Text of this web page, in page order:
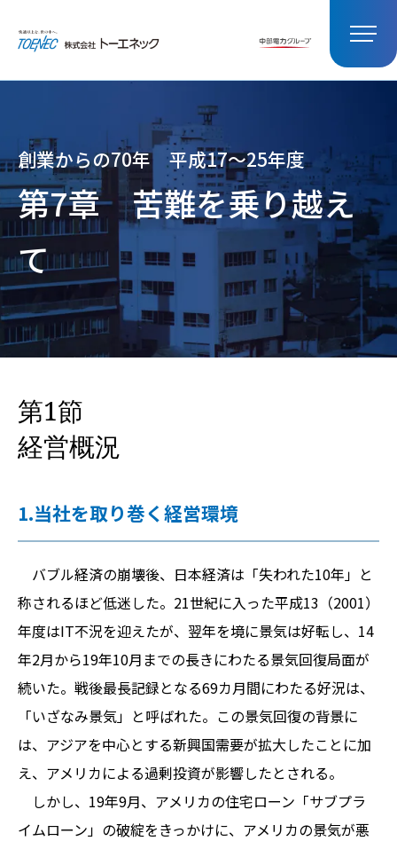
創業からの70年 平成17～25年度
第7章
苦難を乗り越え
て
第1節
経営概況
1.当社を取り巻く経営環境
バブル経済の崩壊後、日本経済は「失われた10年」と
称されるほど低迷した。21世紀に入った平成13（2001）
年度はIT不況を迎えたが、翌年を境に景気は好転し、14
年2月から19年10月までの長きにわたる景気回復局面が
続いた。戦後最長記録となる69カ月間にわたる好況は、
「いざなみ景気」と呼ばれた。この景気回復の背景に
は、アジアを中心とする新興国需要が拡大したことに加
え、アメリカによる過剰投資が影響したとされる。
しかし、19年9月、アメリカの住宅ローン「サブプラ
イムローン」の破綻をきっかけに、アメリカの景気が悪